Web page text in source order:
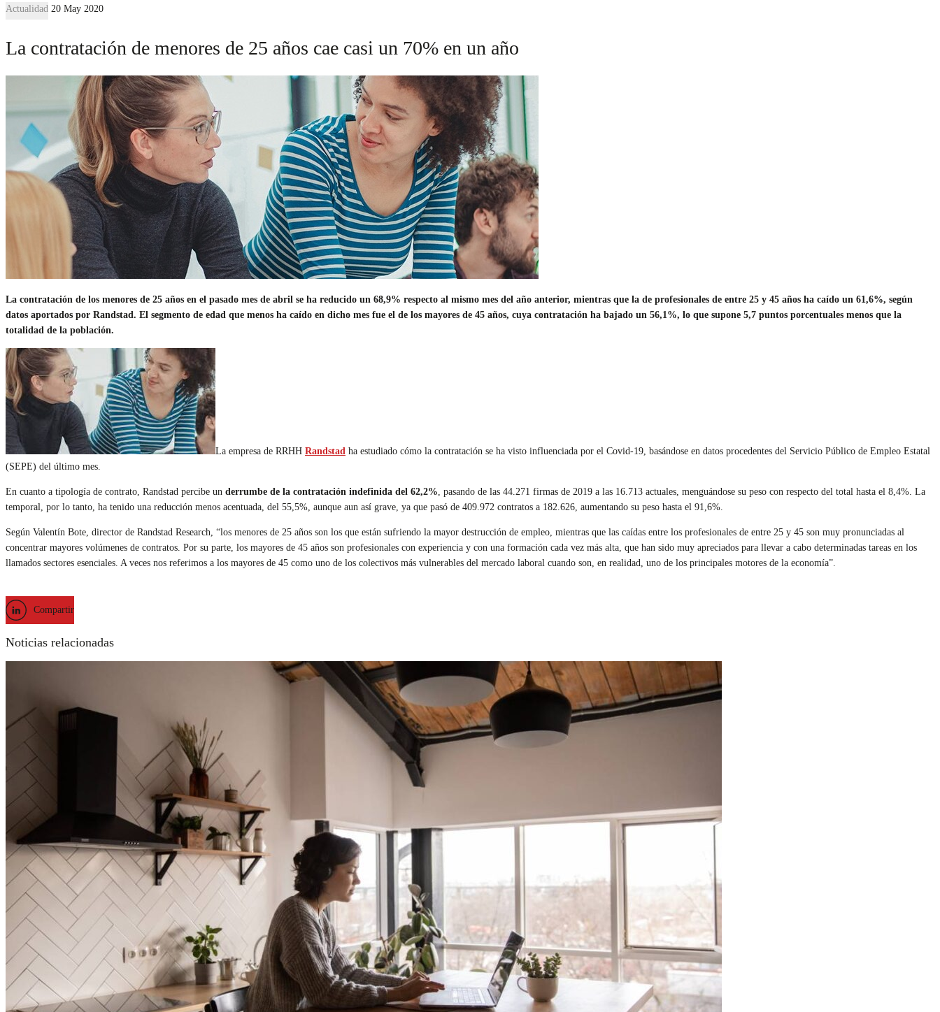
Actualidad 20 May 2020
La contratación de menores de 25 años cae casi un 70% en un año
La contratación de los menores de 25 años en el pasado mes de abril se ha reducido un 68,9% respecto al mismo mes del año anterior, mientras que la de profesionales de entre 25 y 45 años ha caído un 61,6%, según
datos aportados por Randstad. El segmento de edad que menos ha caído en dicho mes fue el de los mayores de 45 años, cuya contratación ha bajado un 56,1%, lo que supone 5,7 puntos porcentuales menos que la
totalidad de la población.
La empresa de RRHH Randstad ha estudiado cómo la contratación se ha visto influenciada por el Covid-19, basándose en datos procedentes del Servicio Público de Empleo Estatal
(SEPE) del último mes.
En cuanto a tipología de contrato, Randstad percibe un derrumbe de la contratación indefinida del 62,2% , pasando de las 44.271 firmas de 2019 a las 16.713 actuales, menguándose su peso con respecto del total hasta el 8,4%. La
temporal, por lo tanto, ha tenido una reducción menos acentuada, del 55,5%, aunque aun así grave, ya que pasó de 409.972 contratos a 182.626, aumentando su peso hasta el 91,6%.
Según Valentín Bote, director de Randstad Research, “los menores de 25 años son los que están sufriendo la mayor destrucción de empleo, mientras que las caídas entre los profesionales de entre 25 y 45 son muy pronunciadas al
concentrar mayores volúmenes de contratos. Por su parte, los mayores de 45 años son profesionales con experiencia y con una formación cada vez más alta, que han sido muy apreciados para llevar a cabo determinadas tareas en los
llamados sectores esenciales. A veces nos referimos a los mayores de 45 como uno de los colectivos más vulnerables del mercado laboral cuando son, en realidad, uno de los principales motores de la economía”.
Compartir
Noticias relacionadas